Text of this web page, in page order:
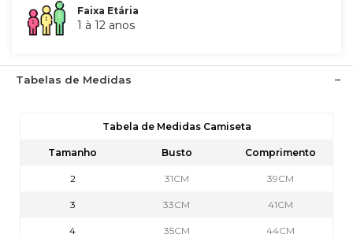
Faixa Etária
1 à 12 anos
Tabelas de Medidas
Tabela de Medidas Camiseta
Tamanho Busto Comprimento
2 31CM 39CM
3 33CM 41CM
4 35CM 44CM